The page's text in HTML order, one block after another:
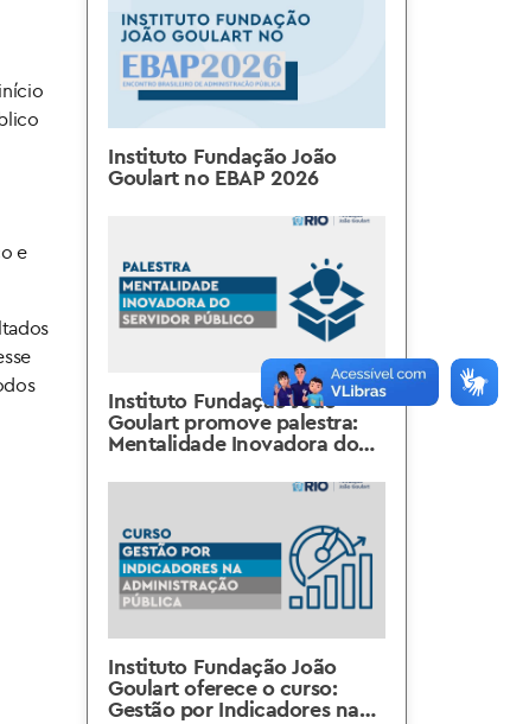
e
Instituto Fundação João
Goulart no EBAP 2026
Instituto Fundação João
Goulart promove palestra:
Mentalidade Inovadora do
Instituto Fundação João
Goulart oferece o curso:
Gestão por Indicadores na